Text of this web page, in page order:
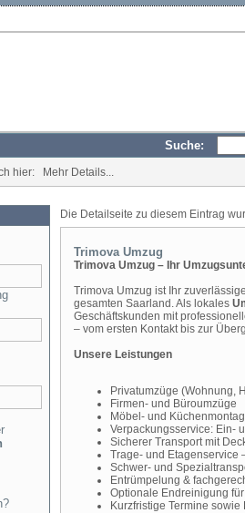
Suche:
hier: Mehr Details...
Die Detailseite zu diesem Eintrag
Trimova Umzug
Trimova Umzug – Ihr
Trimova Umzug ist Ihr
gesamten Saarland. Als lokales
Geschäftskunden mit
– vom ersten Kontakt bis zur
Unsere Leistungen
Privatumzüge (Wohnung,
Firmen- und Büroumzüge
Möbel- und
Verpackungsservice: Ein-
Sicherer Transport mit
Trage- und Etagenservice
Schwer- und
Entrümpelung &
Optionale Endreinigung
Kurzfristige Termine